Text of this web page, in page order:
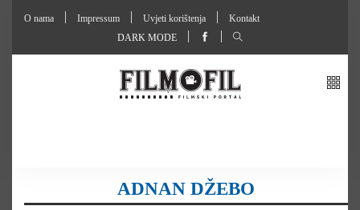
O nama Impressum Uvjeti korištenja
Kontakt
DARK MODE
ADNAN DŽEBO